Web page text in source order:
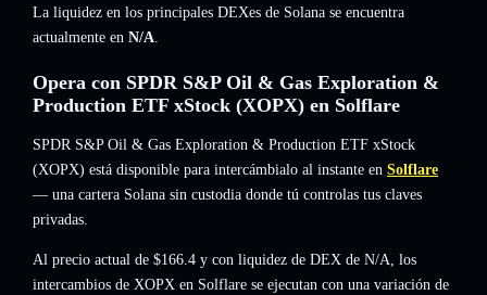
La liquidez en los principales DEXes de Solana se encuentra
actualmente en N/A.
Opera con SPDR S&P Oil & Gas Exploration &
Production ETF xStock (XOPX) en Solflare
SPDR S&P Oil & Gas Exploration & Production ETF xStock
(XOPX) está disponible para intercámbialo al instante en Solflare
— una cartera Solana sin custodia donde tú controlas tus claves
privadas.
Al precio actual de $166.4 y con liquidez de DEX de N/A, los
intercambios de XOPX en Solflare se ejecutan con una variación de